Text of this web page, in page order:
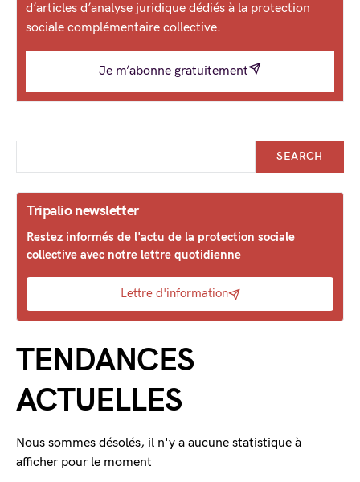
d’articles d’analyse juridique dédiés à la protection
sociale complémentaire collective.
Je m’abonne gratuitement
SEARCH
Tripalio newsletter
Restez informés de l'actu de la protection sociale
collective avec notre lettre quotidienne
Lettre d'information
TENDANCES
ACTUELLES
Nous sommes désolés, il n'y a aucune statistique à
afficher pour le moment